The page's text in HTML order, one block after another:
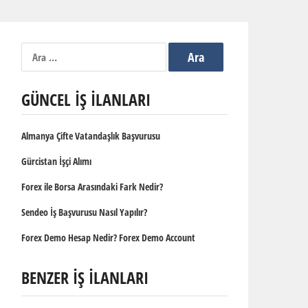
GÜNCEL İŞ İLANLARI
Almanya Çifte Vatandaşlık Başvurusu
Gürcistan İşçi Alımı
Forex ile Borsa Arasındaki Fark Nedir?
Sendeo İş Başvurusu Nasıl Yapılır?
Forex Demo Hesap Nedir? Forex Demo Account
BENZER İŞ İLANLARI